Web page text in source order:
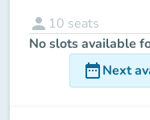
person 10 seats
No slots available
date_rangeNext